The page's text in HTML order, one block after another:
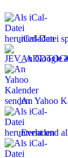
iCal-Datei
An Google
An Yahoo
Event und